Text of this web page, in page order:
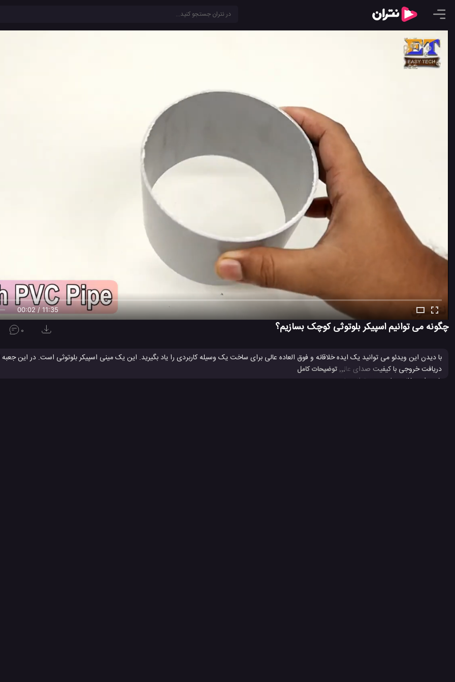
00:02 / 11:35
چگونه می توانیم اسپیکر بلوتوثی کوچک بسازیم؟ 0
دریافت خروجی با کیفیت صدای عالی استفاده شده است. درست کردن این اسپیکر عالی بسیار ساده است، فقط تمام مراحل نمایش داده شده در ویدئو را دنبال
خود را در خانه بسازید. می توانید با حرارت دادن لوله پی وی سی جعبه بسازید یا هرگونه جعبه دیگر را در نظر بگیرید. همچنین به چند بلندگو ساده، ماژول آمپلی
... توضیحات کامل